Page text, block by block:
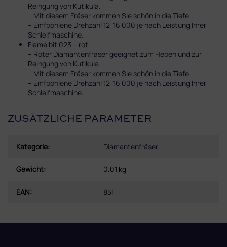
Reingung von Kutikula.
– Mit diesem Fräser kommen Sie schön in die Tiefe.
– Emfpohlene Drehzahl 12-16 000 je nach Leistung Ihrer
Schleifmaschine.
Flame bit 023 – rot
– Roter Diamantenfräser geeignet zum Heben und zur
Reingung von Kutikula.
– Mit diesem Fräser kommen Sie schön in die Tiefe.
– Emfpohlene Drehzahl 12-16 000 je nach Leistung Ihrer
Schleifmaschine.
ZUSÄTZLICHE PARAMETER
Kategorie: Diamantenfräser
Gewicht: 0.01 kg
EAN: 851